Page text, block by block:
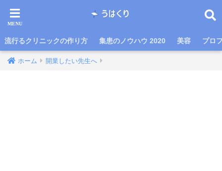
流行るクリニックの作り方 集患のノウハウ 2020 美容 プロ
ホーム 開業したい先生へ